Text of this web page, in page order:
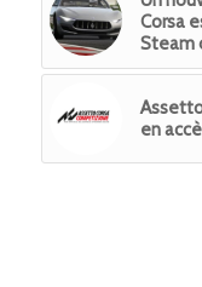
Corsa
Steam
en